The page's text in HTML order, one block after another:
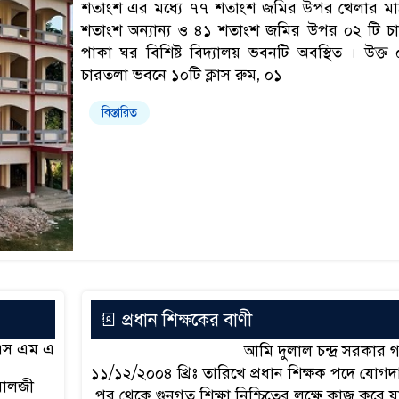
শতাংশ এর মধ্যে ৭৭ শতাংশ জমির উপর খেলার
শতাংশ অন্যান্য ও ৪১ শতাংশ জমির উপর ০২ টি
পাকা ঘর বিশিষ্ট বিদ্যালয় ভবনটি অবস্থিত । উক্ত
চারতলা ভবনে ১০টি ক্লাস রুম, ০১
বিস্তারিত
এম এ
প্রধান শিক্ষকের বাণী
আমি দুলাল চন্দ্র সরকার
১১/১২/২০০৪ খ্রিঃ তারিখে প্রধান শিক্ষক পদে